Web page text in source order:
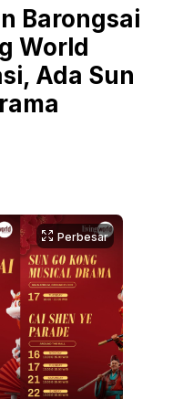
Barongsai
World
Ada Sun
Perbesar